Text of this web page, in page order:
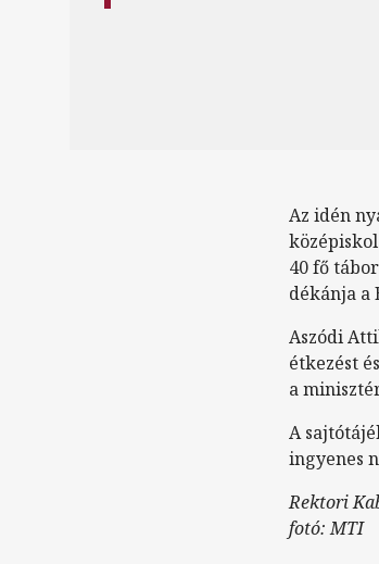
Az idén
40 fő
dékánja a
Aszódi
étkezést
a
A
ingyenes
Rektori
fotó: MTI